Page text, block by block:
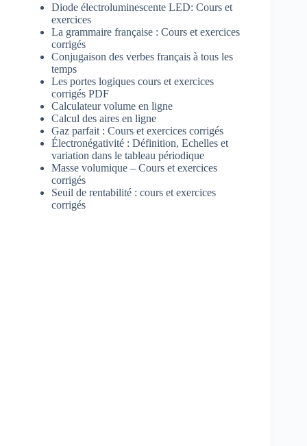
Diode électroluminescente LED: Cours et
exercices
La grammaire française : Cours et exercices
corrigés
Conjugaison des verbes français à tous les
temps
Les portes logiques cours et exercices
corrigés PDF
Calculateur volume en ligne
Calcul des aires en ligne
Gaz parfait : Cours et exercices corrigés
Électronégativité : Définition, Echelles et
variation dans le tableau périodique
Masse volumique – Cours et exercices
corrigés
Seuil de rentabilité : cours et exercices
corrigés